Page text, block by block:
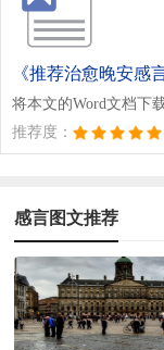
《推荐治愈晚安感
将本文的Word文档下
推荐度：
感言图文推荐